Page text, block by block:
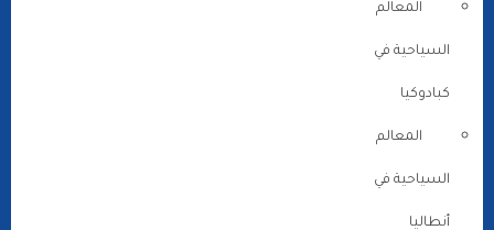
المعالم
السياحية في
كبادوكيا
المعالم
السياحية في
أنطاليا